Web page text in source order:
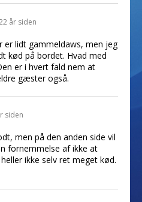
år siden
er lidt gammeldaws, men jeg
kød på bordet. Hvad med
er i hvert fald nem at
gæster også.
siden
men på den anden side vil
fornemmelse af ikke at
ikke selv ret meget kød.